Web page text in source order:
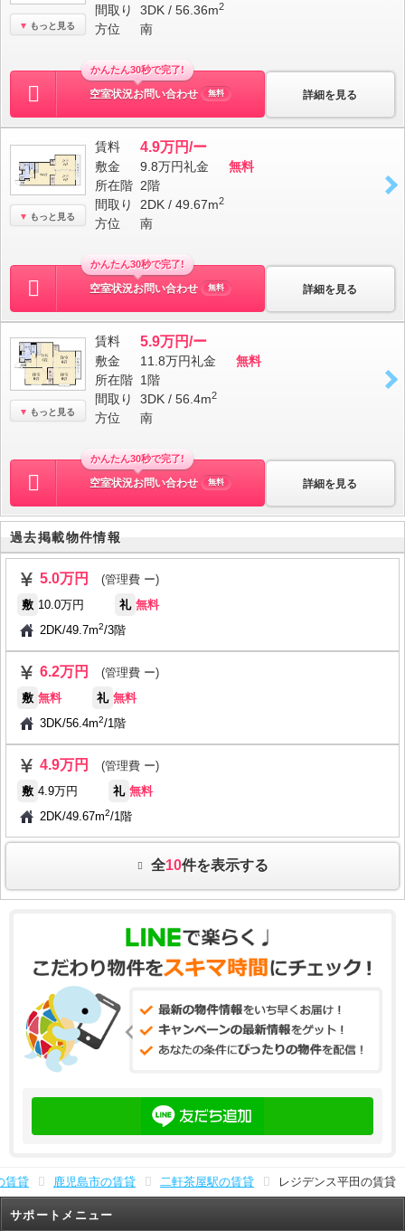
もっと見る
間取り
3DK / 56.36m2
方位 南
詳細を見る
かんたん30秒で完了!
空室状況お問い合わせ 無料
もっと見る
賃料 4.9万円/ー
敷金 9.8万円礼金
無料
所在階 2階
間取り
2DK / 49.67m2
方位 南
詳細を見る
かんたん30秒で完了!
空室状況お問い合わせ 無料
もっと見る
賃料 5.9万円/ー
敷金 11.8万円礼金
無料
所在階 1階
間取り
3DK / 56.4m2
方位 南
詳細を見る
かんたん30秒で完了!
空室状況お問い合わせ 無料
過去掲載物件情報
5.0万円
(管理費 ー)
敷 10.0万円 礼 無料
2DK/49.7m2/3階
6.2万円
(管理費 ー)
敷 無料 礼 無料
3DK/56.4m2/1階
4.9万円
(管理費 ー)
敷 4.9万円 礼 無料
2DK/49.67m2/1階
全10件を表示する
賃貸 鹿児島市の賃貸 二軒茶屋駅の賃貸 レジデンス平田の賃貸
サポートメニュー